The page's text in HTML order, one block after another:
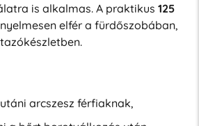
is alkalmas. A praktikus 125
elfér a fürdőszobában,
arcszesz férfiaknak,